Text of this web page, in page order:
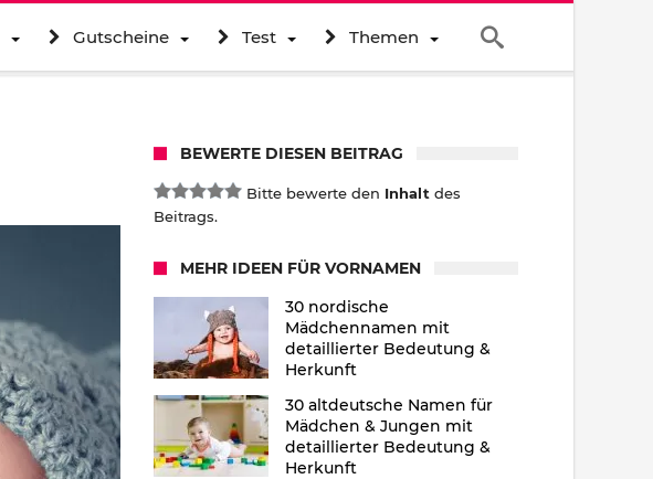
Gutscheine Test Themen
BEWERTE DIESEN BEITRAG
Bitte bewerte den Inhalt des
Beitrags.
MEHR IDEEN FÜR VORNAMEN
30 nordische
Mädchennamen mit
detaillierter Bedeutung &
Herkunft
30 altdeutsche Namen für
Mädchen & Jungen mit
detaillierter Bedeutung &
Herkunft